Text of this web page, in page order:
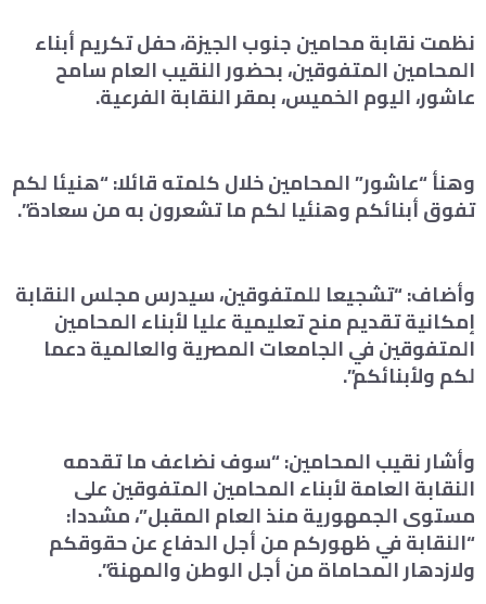
نظمت نقابة محامين جنوب الجيزة، حفل تكريم أبناء
المحامين المتفوقين، بحضور النقيب العام سامح
عاشور، اليوم الخميس، بمقر النقابة الفرعية.
وهنأ “عاشور” المحامين خلال كلمته قائلا: “هنيئا لكم
تفوق أبنائكم وهنئيا لكم ما تشعرون به من سعادة”.
وأضاف: “تشجيعا للمتفوقين، سيدرس مجلس النقابة
إمكانية تقديم منح تعليمية عليا لأبناء المحامين
المتفوقين في الجامعات المصرية والعالمية دعما
لكم ولأبنائكم”.
وأشار نقيب المحامين: “سوف نضاعف ما تقدمه
النقابة العامة لأبناء المحامين المتفوقين على
مستوى الجمهورية منذ العام المقبل”، مشددا:
“النقابة في ظهوركم من أجل الدفاع عن حقوقكم
ولازدهار المحاماة من أجل الوطن والمهنة”.